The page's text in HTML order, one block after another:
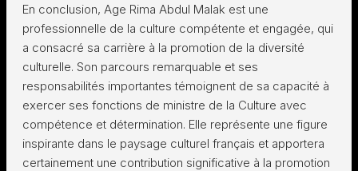
En conclusion, Age Rima Abdul Malak est une
professionnelle de la culture compétente et engagée, qui
a consacré sa carrière à la promotion de la diversité
culturelle. Son parcours remarquable et ses
responsabilités importantes témoignent de sa capacité à
exercer ses fonctions de ministre de la Culture avec
compétence et détermination. Elle représente une figure
inspirante dans le paysage culturel français et apportera
certainement une contribution significative à la promotion